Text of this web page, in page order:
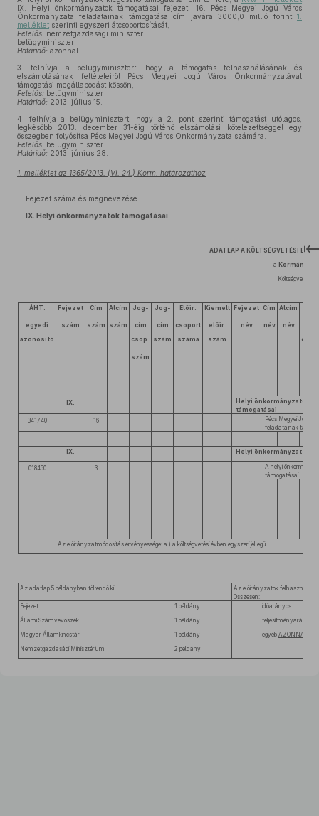
IX. Helyi önkormányzatok támogatásai fejezet, 16. Pécs Megyei Jogú Város
Önkormányzata feladatainak támogatása cím javára 3000,0 millió forint 1.
melléklet szerinti egyszeri átcsoportosítását,
Felelős: nemzetgazdasági miniszter
belügyminiszter
Határidő: azonnal
3.
felhívja a belügyminisztert, hogy a támogatás felhasználásának és
elszámolásának feltételeiről Pécs Megyei Jogú Város Önkormányzatával
támogatási megállapodást kössön,
Felelős: belügyminiszter
Határidő: 2013. július 15.
4.
felhívja a belügyminisztert, hogy a 2. pont szerinti támogatást utólagos,
legkésőbb 2013. december 31-éig történő elszámolási kötelezettséggel egy
összegben folyósítsa Pécs Megyei Jogú Város Önkormányzata számára.
Felelős: belügyminiszter
Határidő: 2013. június 28.
1. melléklet az 1365/2013. (VI. 24.) Korm. határozathoz
Fejezet száma és megnevezése
IX. Helyi önkormányzatok támogatásai
ADATLAP A KÖLTSÉGVETÉSI
a Kormány
Költségvetési
ÁHT. Fejezet Cím Alcím Jog- Jog- Előir. Kiemelt Fejezet Cím Alcím
egyedi szám szám szám cím cím csoport előir. név név név
azonosító
csop. szám száma szám csop.
szám
IX.
Helyi önkormányzatok
támogatásai
341740
16
Pécs Megyei Jogú
feladatainak
IX. Helyi önkormányzatok
018450 3
A helyi
támogatásai
Az előirányzatmódosítás érvényessége: a.) a költségvetési évben egyszeri jellegű
Az adatlap 5 példányban töltendő ki
Az előirányzatok
Összesen:
Fejezet
1 példány
időarányos
Állami Számvevőszék
1 példány
teljesítményarányos
Magyar Államkincstár
1 példány egyéb AZONNAL
Nemzetgazdasági Minisztérium
2 példány